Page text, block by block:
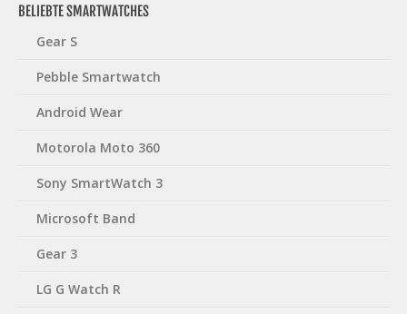
BELIEBTE SMARTWATCHES
Gear S
Pebble Smartwatch
Android Wear
Motorola Moto 360
Sony SmartWatch 3
Microsoft Band
Gear 3
LG G Watch R